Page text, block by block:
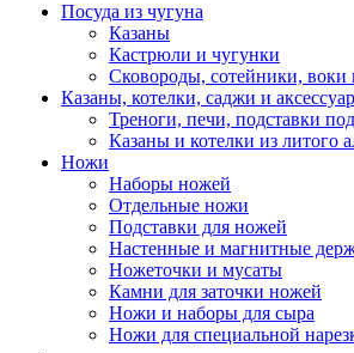
Посуда из чугуна
Казаны
Кастрюли и чугунки
Сковороды, сотейники, воки
Казаны, котелки, саджи и
Треноги, печи, подставки
Казаны и котелки из литого
Ножи
Наборы ножей
Отдельные ножи
Подставки для ножей
Настенные и магнитные
Ножеточки и мусаты
Камни для заточки ножей
Ножи и наборы для сыра
Ножи для специальной